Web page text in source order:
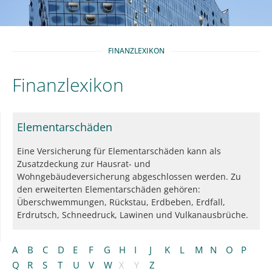
FINANZLEXIKON
Finanzlexikon
A B C D E F G H I J K L M N O
P
Q
R S T U V W X Y Z
Elementarschäden
Eine Versicherung für Elementarschäden kann als
Zusatzdeckung zur Hausrat- und
Wohngebäudeversicherung abgeschlossen werden. Zu
den erweiterten Elementarschäden gehören:
Überschwemmungen, Rückstau, Erdbeben, Erdfall,
Erdrutsch, Schneedruck, Lawinen und Vulkanausbrüche.